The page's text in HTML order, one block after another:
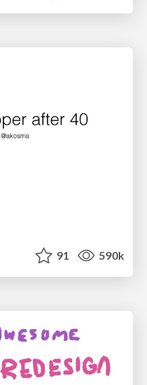
91 590k